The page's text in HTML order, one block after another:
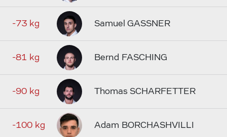
-73 kg Samuel GASSNER
-81 kg Bernd FASCHING
-90 kg Thomas SCHARFETTER
-100 kg Adam BORCHASHVILLI